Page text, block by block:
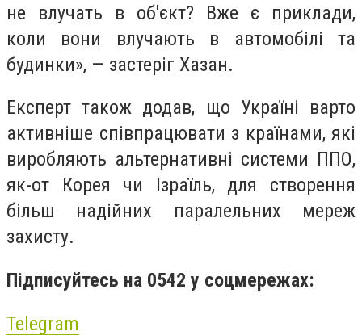
не влучать в об'єкт? Вже є приклади,
коли вони влучають в автомобілі та
будинки», — застеріг Хазан.
Експерт також додав, що Україні варто
активніше співпрацювати з країнами, які
виробляють альтернативні системи ППО,
як-от Корея чи Ізраїль, для створення
більш надійних паралельних мереж
захисту.
Підписуйтесь на 0542 у соцмережах:
Telegram